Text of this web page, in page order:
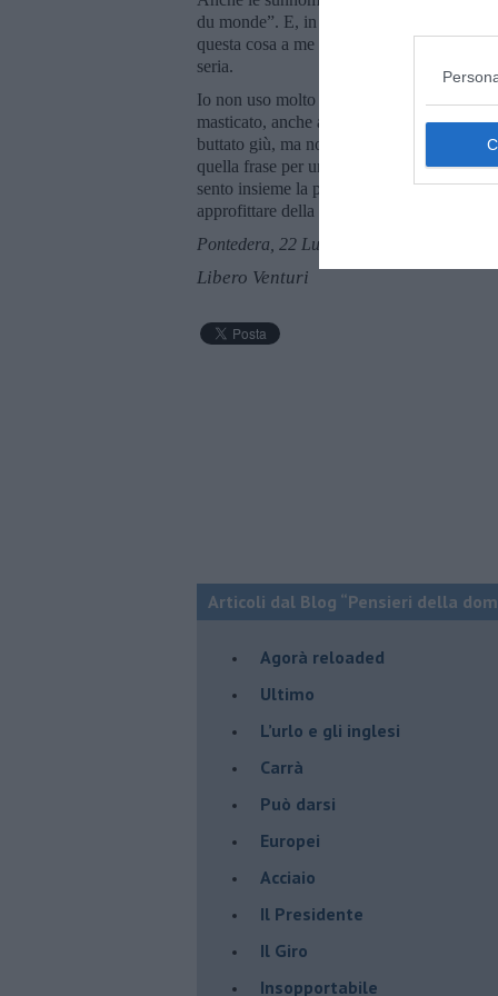
du monde”. E, in omaggio a Courbet,
questa cosa a me richiama, in maniera
seria.
Io non uso molto l’espressione “il più
masticato, anche amore e fantasia, ma
buttato giù, ma non tanto da risultare
quella frase per un senso di arrendevole
sento insieme la povertà e lo scialo della
approfittare della vita. Farne tesoro. Buona
Pontedera, 22 Luglio 2018
Libero Venturi
Articoli dal Blog “Pensieri della
​Agorà reloaded
Ultimo
​L’urlo e gli inglesi
Carrà
Può darsi
Europei
Acciaio
Il Presidente
​Il Giro
Insopportabile